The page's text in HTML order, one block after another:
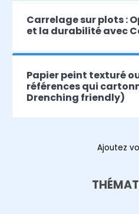
Carrelage sur plots :
et la durabilité avec
Papier peint texturé
références qui
Drenching friendly)
Ajoutez